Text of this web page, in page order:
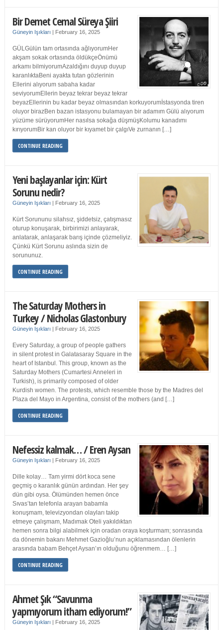
Bir Demet Cemal Süreya Şiiri
Güneyin Işıkları | February 16, 2025
GÜLGülün tam ortasında ağlıyorumHer
akşam sokak ortasında öldükçeÖnümü
arkamı bilmiyorumAzaldığını duyup duyup
karanlıktaBeni ayakta tutan gözlerinin
Ellerini alıyorum sabaha kadar
seviyorumEllerin beyaz tekrar beyaz tekrar
beyazEllerinin bu kadar beyaz olmasından korkuyorumİstasyonda tiren
oluyor birazBen bazan istasyonu bulamayan bir adamım Gülü alıyorum
yüzüme sürüyorumHer nasılsa sokağa düşmüşKolumu kanadımı
kırıyorumBir kan oluyor bir kıyamet bir çalgıVe zurnanın […]
CONTINUE READING
Yeni başlayanlar için: Kürt
Sorunu nedir?
Güneyin Işıkları | February 16, 2025
Kürt Sorununu silahsız, şiddetsiz, çatışmasız
oturup konuşarak, birbirimizi anlayarak,
anlatarak, anlaşarak barış içinde çözmeliyiz.
Çünkü Kürt Sorunu aslında sizin de
sorununuz.
CONTINUE READING
The Saturday Mothers in
Turkey / Nicholas Glastonbury
Güneyin Işıkları | February 16, 2025
Every Saturday, a group of people gathers
in silent protest in Galatasaray Square in the
heart of Istanbul. This group, known as the
Saturday Mothers (Cumartesi Anneleri in
Turkish), is primarily composed of older
Kurdish women. The protests, which resemble those by the Madres del
Plaza del Mayo in Argentina, consist of the mothers (and […]
CONTINUE READING
Nefessiz kalmak… / Eren Aysan
Güneyin Işıkları | February 16, 2025
Dille kolay… Tam yirmi dört koca sene
geçmiş o karanlık günün ardından. Her şey
dün gibi oysa. Ölümünden hemen önce
Sıvas’tan telefonla arayan babamla
konuşmam, televizyondan olayları takip
etmeye çalışmam, Madımak Oteli yakıldıktan
hemen sonra bilgi alabilmek için oradan oraya koşturmam; sonrasında
da dönemin bakanı Mehmet Gazioğlu’nun açıklamasından ölenlerin
arasında babam Behçet Aysan’ın olduğunu öğrenmem… […]
CONTINUE READING
Ahmet Şık “Savunma
yapmıyorum itham ediyorum!”
Güneyin Işıkları | February 16, 2025